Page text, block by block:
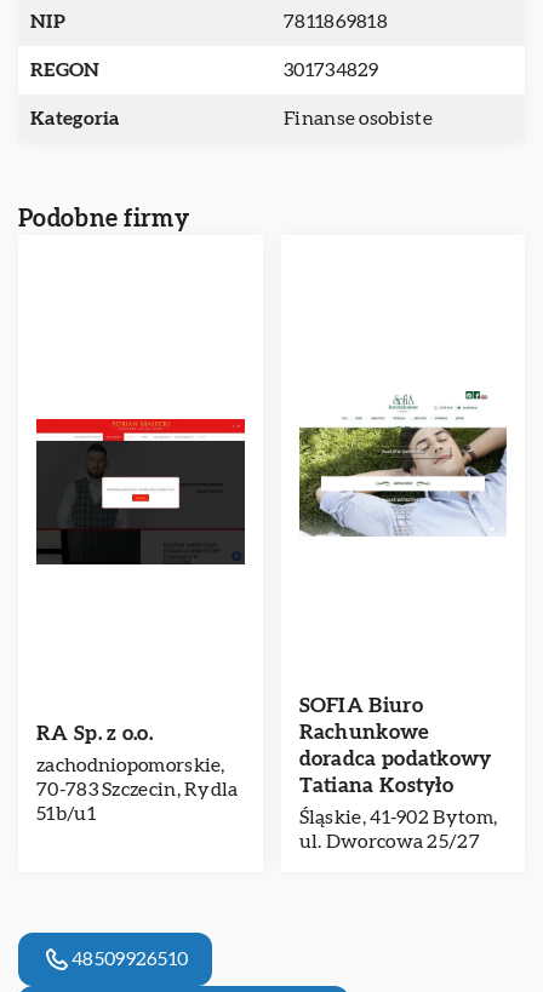
NIP 7811869818
REGON 301734829
Kategoria Finanse osobiste
Podobne firmy
RA Sp. z o.o.
zachodniopomorskie,
70-783 Szczecin, Rydla
51b/u1
SOFIA Biuro
Rachunkowe
doradca podatkowy
Tatiana Kostyło
Śląskie, 41-902 Bytom,
ul. Dworcowa 25/27
48509926510